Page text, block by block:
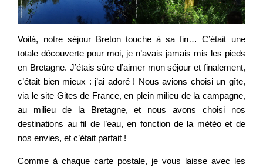
Voilà, notre séjour Breton touche à sa fin… C’était une
totale découverte pour moi, je n’avais jamais mis les pieds
en Bretagne. J’étais sûre d’aimer mon séjour et finalement,
c’était bien mieux : j’ai adoré ! Nous avions choisi un gîte,
via le site Gites de France, en plein milieu de la campagne,
au milieu de la Bretagne, et nous avons choisi nos
destinations au fil de l’eau, en fonction de la météo et de
nos envies, et c’était parfait !
Comme à chaque carte postale, je vous laisse avec les